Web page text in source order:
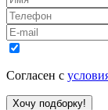
Согласен с
Хочу подборку!